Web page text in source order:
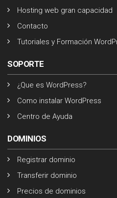
Hosting web gran capacidad
Contacto
Tutoriales y Formación
SOPORTE
¿Que es WordPress?
Como instalar WordPress
Centro de Ayuda
DOMINIOS
Registrar dominio
Transferir dominio
Precios de dominios